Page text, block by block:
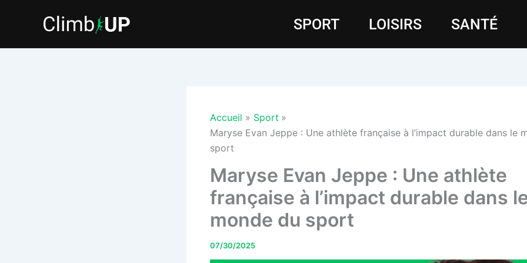
SPORT LOISIRS SANTÉ
Accueil
Sport
Maryse Evan Jeppe : Une athlète française à l’impact durable dans le
sport
Maryse Evan Jeppe : Une athlète
française à l’impact durable dans
monde du sport
07/30/2025